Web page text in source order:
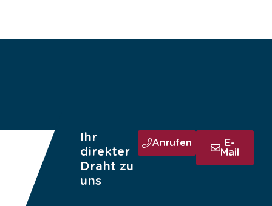
Ihr
direkter
Draht zu
uns
Anrufen
E-
Mail